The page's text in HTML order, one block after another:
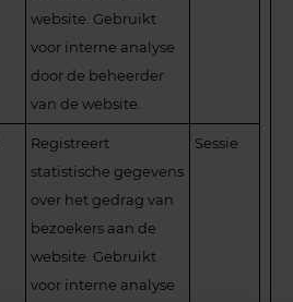
website. Gebruikt
voor interne analyse
door de beheerder
van de website.
Registreert
statistische gegevens
over het gedrag van
bezoekers aan de
website. Gebruikt
voor interne analyse
Sessie